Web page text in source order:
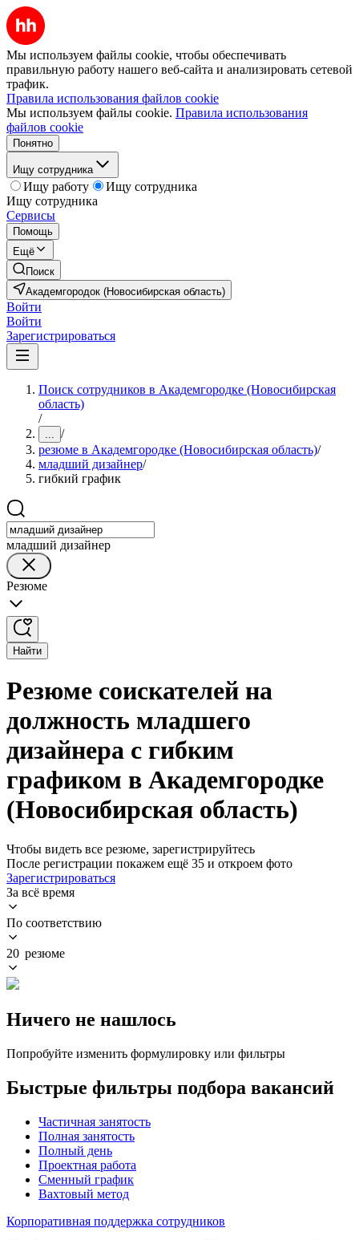
Мы используем файлы cookie, чтобы обеспечивать
правильную работу нашего веб-сайта и анализировать сетевой
трафик.
Правила использования файлов cookie
Мы используем файлы cookie. Правила использования
файлов cookie
Понятно
Ищу сотрудника
Ищу работу
Ищу сотрудника
Ищу сотрудника
Сервисы
Помощь
Ещё
Поиск
Академгородок (Новосибирская область)
Войти
Войти
Зарегистрироваться
Поиск сотрудников в Академгородке (Новосибирская
область)
/
... /
резюме в Академгородке (Новосибирская область)/
младший дизайнер/
гибкий график
младший дизайнер
Резюме
Найти
Резюме соискателей на
должность младшего
дизайнера с гибким
графиком в Академгородке
(Новосибирская область)
Чтобы видеть все резюме, зарегистрируйтесь
После регистрации покажем ещё 35 и откроем фото
Зарегистрироваться
За всё время
По соответствию
20 резюме
Ничего не нашлось
Попробуйте изменить формулировку или фильтры
Быстрые фильтры подбора вакансий
Частичная занятость
Полная занятость
Полный день
Проектная работа
Сменный график
Вахтовый метод
Корпоративная поддержка сотрудников